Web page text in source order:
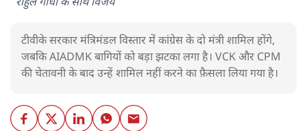
राहुल गांधी के साथ विजय
टीवीके सरकार मंत्रिमंडल विस्तार में कांग्रेस के दो मंत्री शामिल होंगे,
जबकि AIADMK बागियों को बड़ा झटका लगा है। VCK और CPM
की चेतावनी के बाद उन्हें शामिल नहीं करने का फ़ैसला लिया गया है।